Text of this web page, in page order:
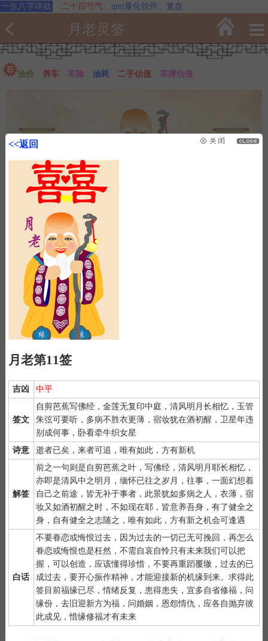
一生八字详批 二十四节气 qmt量化软件 复盘
月老灵签
油价 养车 车险 油耗 二手估值 车牌估值
<<返回
月老第11签
吉凶 中平
签文
自剪芭蕉写佛经，金莲无复印中庭，清风明月长相忆，玉管
朱弦可要听，多病不胜衣更薄，宿妆犹在酒初醒，卫星年违
别成何事，卧看牵牛织女星
诗意
逝者已矣，来者可追，唯有如此，方有新机
解签
前之一句则是自剪芭蕉之叶，写佛经，清风明月耶长相忆，
亦即是清风中之明月，缅怀已往之岁月，往事，一面幻想着
自己之前途，皆无补于事者，此景犹如多病之人，衣薄，宿
妆又如酒初醒之时，不如现在耶，皆意养吾身，有了健全之
身，自有健全之志随之，唯有如此，方有新之机会可逢遇
白话
不要眷恋或悔恨过去，因为过去的一切已无可挽回，再怎么
眷恋或悔恨也是枉然，不需自哀自怜只有未来我们可以把
握，可以创造，应该懂得珍惜，不要再重蹈覆辙，过去的已
成过去，要开心振作精神，才能迎接新的机缘到来。求得此
签目前福缘已尽，情绪反复，患得患失，宜多自省修福，问
缘份，去旧迎新方为福，问婚姻，恩怨情仇，应各自抛弃彼
此成见，惜缘修福才有未来
1）月老灵签是公认为最灵验的姻缘签诗，抽灵签前要专心一致，
秉除杂念，先双手合手默念，月下老人，指点迷津。
默念自己姓名、出生时间、居住地址；再请求需要指点的事
情；最后点上面的签筒开始抽签！心诚则灵，否则掷到笑杯的机率
很高。
抽签的时间：中午十二点左右和晚上十一点前或者后，晚上十
一点是阴阳相接之时，最适宜抽签，抽签的信息也最准确；房事后
和打雷下大雨时不要抽签，因为此时信息不稳。